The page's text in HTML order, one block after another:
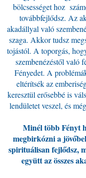
bölcsességet hoz
továbbfejlődsz. Az
akadállyal való
szaga. Akkor tudsz
tojástól. A toporgás,
szembenézéstől való
Fényedet. A
eltérítsék az
keresztül erősebbé is
lendületet veszel, és
Minél több Fényt
megbirkózni a
spirituálisan fejlődsz,
együtt az összes